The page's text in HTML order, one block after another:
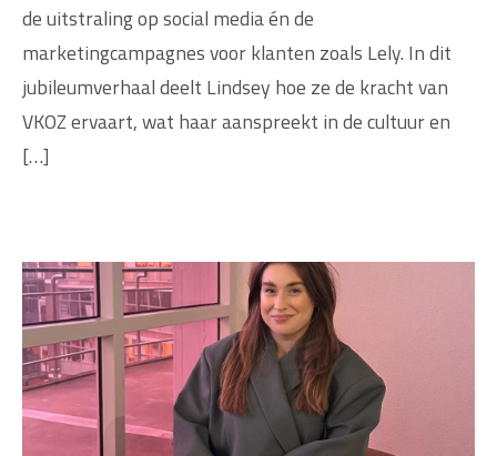
de uitstraling op social media én de
marketingcampagnes voor klanten zoals Lely. In dit
jubileumverhaal deelt Lindsey hoe ze de kracht van
VKOZ ervaart, wat haar aanspreekt in de cultuur en
[…]